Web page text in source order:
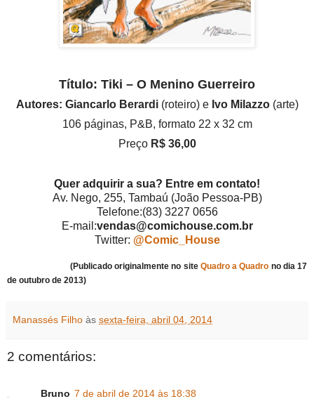
Título: Tiki – O Menino Guerreiro
Autores: Giancarlo Berardi(roteiro) e Ivo Milazzo(arte)
106 páginas, P&B, formato 22 x 32 cm
Preço R$ 36,00
Quer adquirir a sua? Entre em contato!
Av. Nego, 255, Tambaú (João Pessoa-PB)
Telefone:(83) 3227 0656
E-mail:vendas@comichouse.com.br
Twitter: @Comic_House
(Publicado originalmente no site Quadro a Quadro no dia 17
de outubro de 2013)
Manassés Filho às sexta-feira, abril 04, 2014
2 comentários:
Bruno 7 de abril de 2014 às 18:38